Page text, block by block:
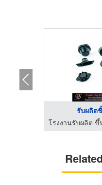
รับผลิต